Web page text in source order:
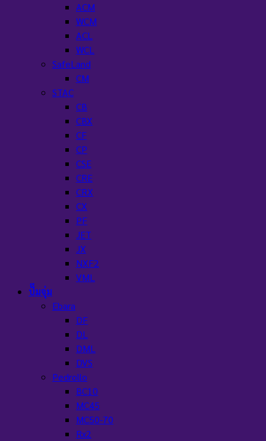
ACM
WCM
ACL
WCL
SafeLand
CM
STAC
CB
CBX
CF
CP
CSE
CRE
CRX
CX
PF
JET
JX
NXF2
VML
ปั๊มจุ่ม
Ebara
DF
DL
DML
DVS
Pedrollo
BC10
MC45
MC50-70
Rx2